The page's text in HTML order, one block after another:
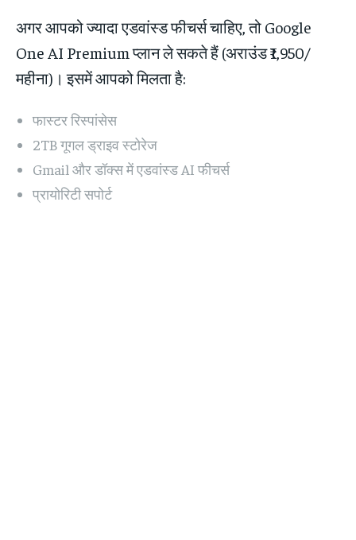
अगर आपको ज्यादा एडवांस्ड फीचर्स चाहिए, तो Google
One AI Premium प्लान ले सकते हैं (अराउंड ₹1,950/
महीना)। इसमें आपको मिलता है:
फास्टर रिस्पांसेस
2TB गूगल ड्राइव स्टोरेज
Gmail और डॉक्स में एडवांस्ड AI फीचर्स
प्रायोरिटी सपोर्ट